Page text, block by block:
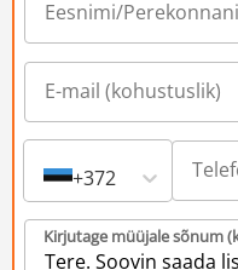
+372
Kirjutage müüjale sõnum